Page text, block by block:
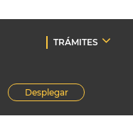
TRÁMITES
Desplegar